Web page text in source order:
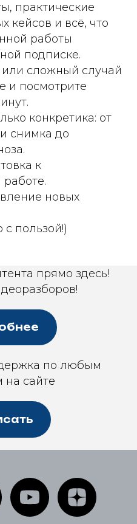
практические
кейсов и всё, что
работы
подписке.
или сложный случай
и посмотрите
конкретика: от
снимка до
к
работе.
новых
с пользой!)
прямо здесь!
по любым
на сайте